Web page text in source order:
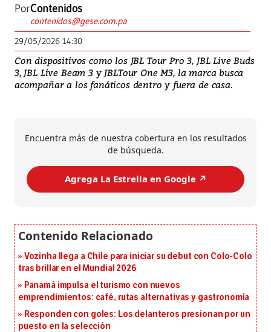
PorContenidos
contenidos@gese.com.pa
29/05/2026 14:30
Con dispositivos como los JBL Tour Pro 3, JBL Live Buds
3, JBL Live Beam 3 y JBLTour One M3, la marca busca
acompañar a los fanáticos dentro y fuera de casa.
Encuentra más de nuestra cobertura en los resultados
de búsqueda.
Agrega La Estrella en Google ↗️
Vozinha llega a Chile para iniciar su debut con Colo-Colo
tras brillar en el Mundial 2026
Panamá impulsa el turismo con nuevos
emprendimientos: café, rutas alternativas y gastronomía
Responden con goles: Los delanteros presionan por un
puesto en la selección